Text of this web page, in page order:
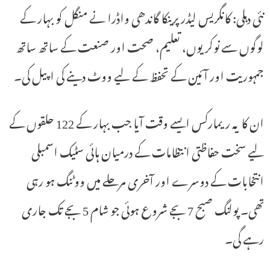
نئی دہلی: کانگریس لیڈر پرینکا گاندھی واڈرا نے منگل کو بہار کے
لوگوں سے نوکریوں، تعلیم، صحت اور صنعت کے ساتھ ساتھ
جمہوریت اور آئین کے تحفظ کے لیے ووٹ دینے کی اپیل کی۔
ان کا یہ ریمارکس ایسے وقت آیا جب بہار کے 122 حلقوں کے
لیے سخت حفاظتی انتظامات کے درمیان ہائی سٹیک اسمبلی
انتخابات کے دوسرے اور آخری مرحلے میں ووٹنگ ہو رہی
تھی۔ پولنگ صبح 7 بجے شروع ہوئی جو شام 5 بجے تک جاری
رہے گی۔